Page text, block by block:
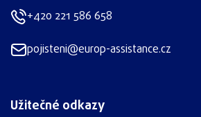
+420 221 586 658
pojisteni@europ-assistance.cz
Užitečné odkazy